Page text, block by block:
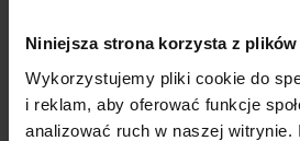
Niniejsza strona korzysta z
Wykorzystujemy pliki cookie do
i reklam, aby oferować funkcje
analizować ruch w naszej witrynie.